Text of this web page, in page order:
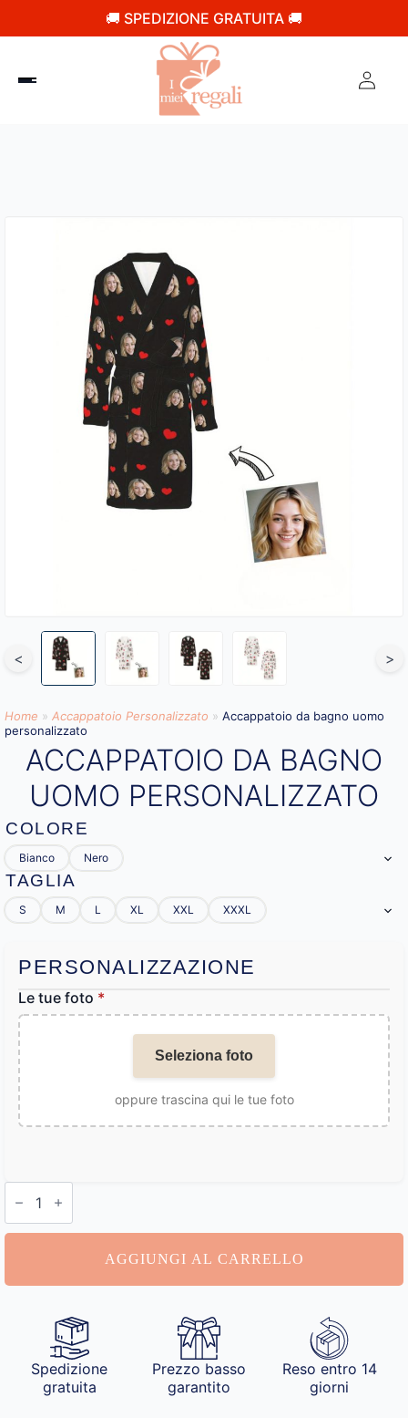
🚚 SPEDIZIONE GRATUITA 🚚
< >
Home » Accappatoio Personalizzato » Accappatoio da bagno uomo
personalizzato
ACCAPPATOIO DA BAGNO
UOMO PERSONALIZZATO
COLORE
Bianco Nero
TAGLIA
S M L XL XXL XXXL
PERSONALIZZAZIONE
Le tue foto *
Seleziona foto
oppure trascina qui le tue foto
Accappatoio
da
uomo
AGGIUNGI AL CARRELLO
Spedizione
gratuita
Prezzo basso
garantito
Reso entro 14
giorni